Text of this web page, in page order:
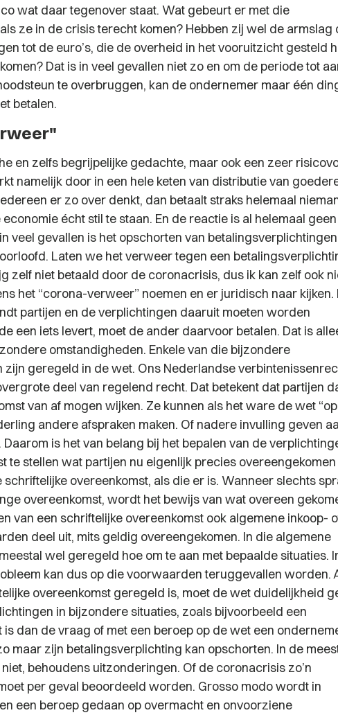
wat daar tegenover staat. Wat gebeurt er met die
ze in de crisis terecht komen? Hebben zij wel de armslag
tot de euro’s, die de overheid in het vooruitzicht gesteld
Dat is in veel gevallen niet zo en om de periode tot
te overbruggen, kan de ondernemer maar één
betalen.
en zelfs begrijpelijke gedachte, maar ook een zeer
namelijk door in een hele keten van distributie van
er zo over denkt, dan betaalt straks helemaal
écht stil te staan. En de reactie is al helemaal geen
veel gevallen is het opschorten van betalingsverplichtingen
Laten we het verweer tegen een
zelf niet betaald door de coronacrisis, dus ik kan zelf ook
het “corona-verweer” noemen en er juridisch naar kijken.
partijen en de verplichtingen daaruit moeten worden
een iets levert, moet de ander daarvoor betalen. Dat is
omstandigheden. Enkele van die bijzondere
zijn geregeld in de wet. Ons Nederlandse
deel van regelend recht. Dat betekent dat partijen
van af mogen wijken. Ze kunnen als het ware de wet
andere afspraken maken. Of nadere invulling geven
is het van belang bij het bepalen van de
te stellen wat partijen nu eigenlijk precies overeengekomen
schriftelijke overeenkomst, als die er is. Wanneer slechts
overeenkomst, wordt het bewijs van wat overeen
van een schriftelijke overeenkomst ook algemene inkoop-
deel uit, mits geldig overeengekomen. In die algemene
wel geregeld hoe om te aan met bepaalde situaties.
kan dus op die voorwaarden teruggevallen worden.
overeenkomst geregeld is, moet de wet duidelijkheid
in bijzondere situaties, zoals bijvoorbeeld een
is dan de vraag of met een beroep op de wet een
maar zijn betalingsverplichting kan opschorten. In de
behoudens uitzonderingen. Of de coronacrisis zo’n
per geval beoordeeld worden. Grosso modo wordt in
een beroep gedaan op overmacht en onvoorziene